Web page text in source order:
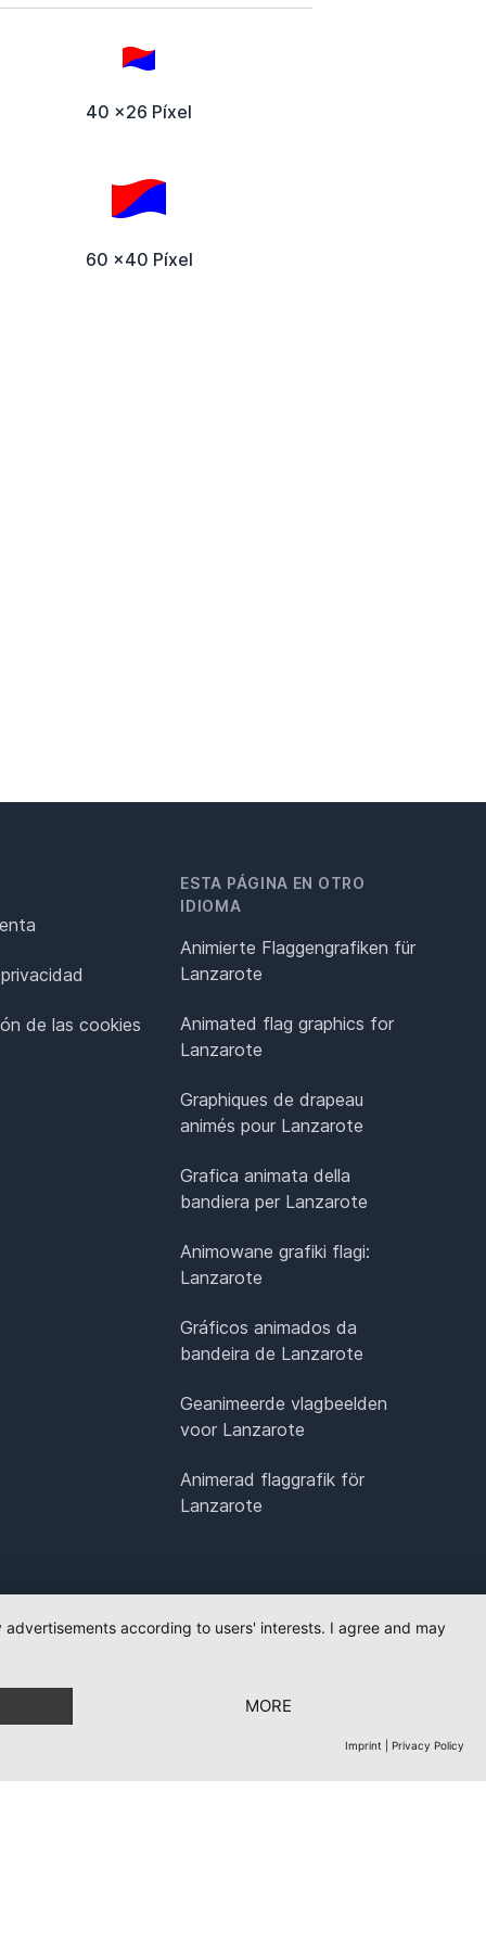
40 x26 Píxel
60 x40 Píxel
de las cookies
ESTA PÁGINA EN OTRO
IDIOMA
Animierte Flaggengrafiken für
Lanzarote
Animated flag graphics for
Lanzarote
Graphiques de drapeau
animés pour Lanzarote
Grafica animata della
bandiera per Lanzarote
Animowane grafiki flagi:
Lanzarote
Gráficos animados da
bandeira de Lanzarote
Geanimeerde vlagbeelden
voor Lanzarote
Animerad flaggrafik för
Lanzarote
according to users' interests. I agree and may
MORE
Imprint Privacy Policy